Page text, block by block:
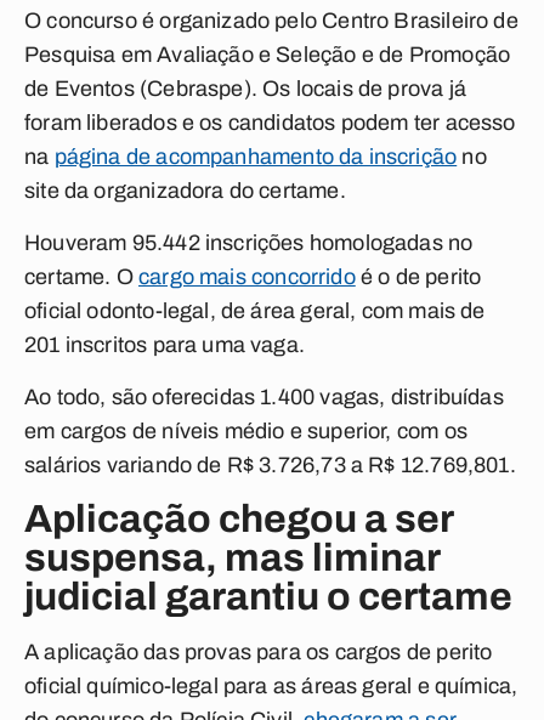
O concurso é organizado pelo Centro Brasileiro de
Pesquisa em Avaliação e Seleção e de Promoção
de Eventos (Cebraspe). Os locais de prova já
foram liberados e os candidatos podem ter acesso
na página de acompanhamento da inscrição no
site da organizadora do certame.
Houveram 95.442 inscrições homologadas no
certame. O cargo mais concorrido é o de perito
oficial odonto-legal, de área geral, com mais de
201 inscritos para uma vaga.
Ao todo, são oferecidas 1.400 vagas, distribuídas
em cargos de níveis médio e superior, com os
salários variando de R$ 3.726,73 a R$ 12.769,801.
Aplicação chegou a ser
suspensa, mas liminar
judicial garantiu o certame
A aplicação das provas para os cargos de perito
oficial químico-legal para as áreas geral e química,